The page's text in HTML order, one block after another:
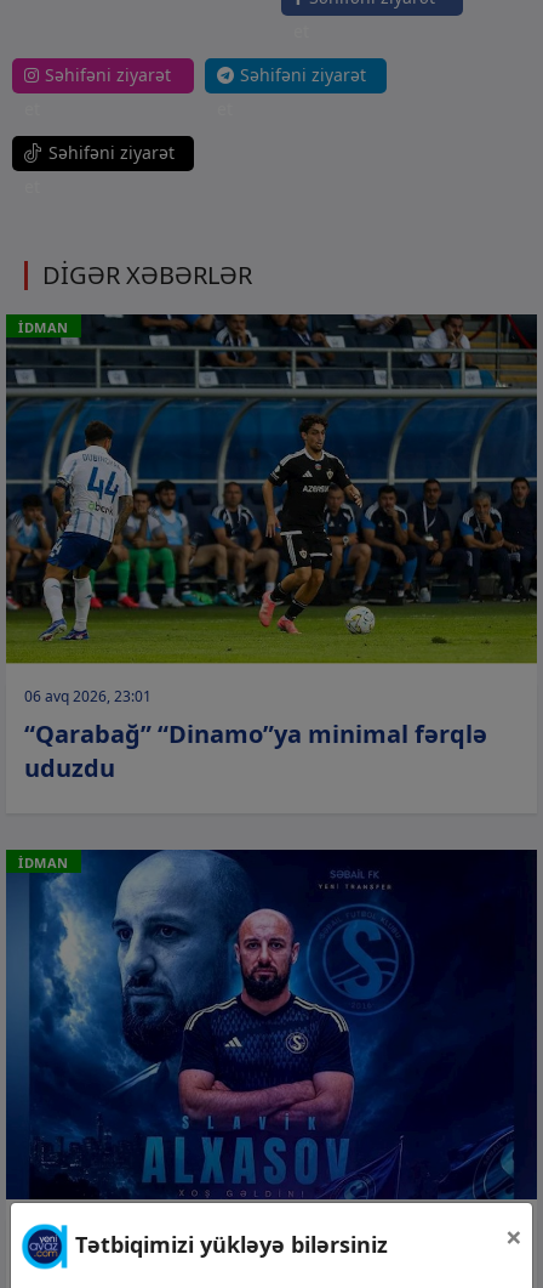
Səhifəni ziyarət
Səhifəni ziyarət
Səhifəni ziyarət
DİGƏR XƏBƏRLƏR
İDMAN
06 avq 2026, 23:01
“Qarabağ” “Dinamo”ya minimal fərqlə
uduzdu
İDMAN
06 avq 2026, 20:32
“Səbail” Slavik Alxasovu transfer etdi
Tətbiqimizi yükləyə bilərsiniz ×